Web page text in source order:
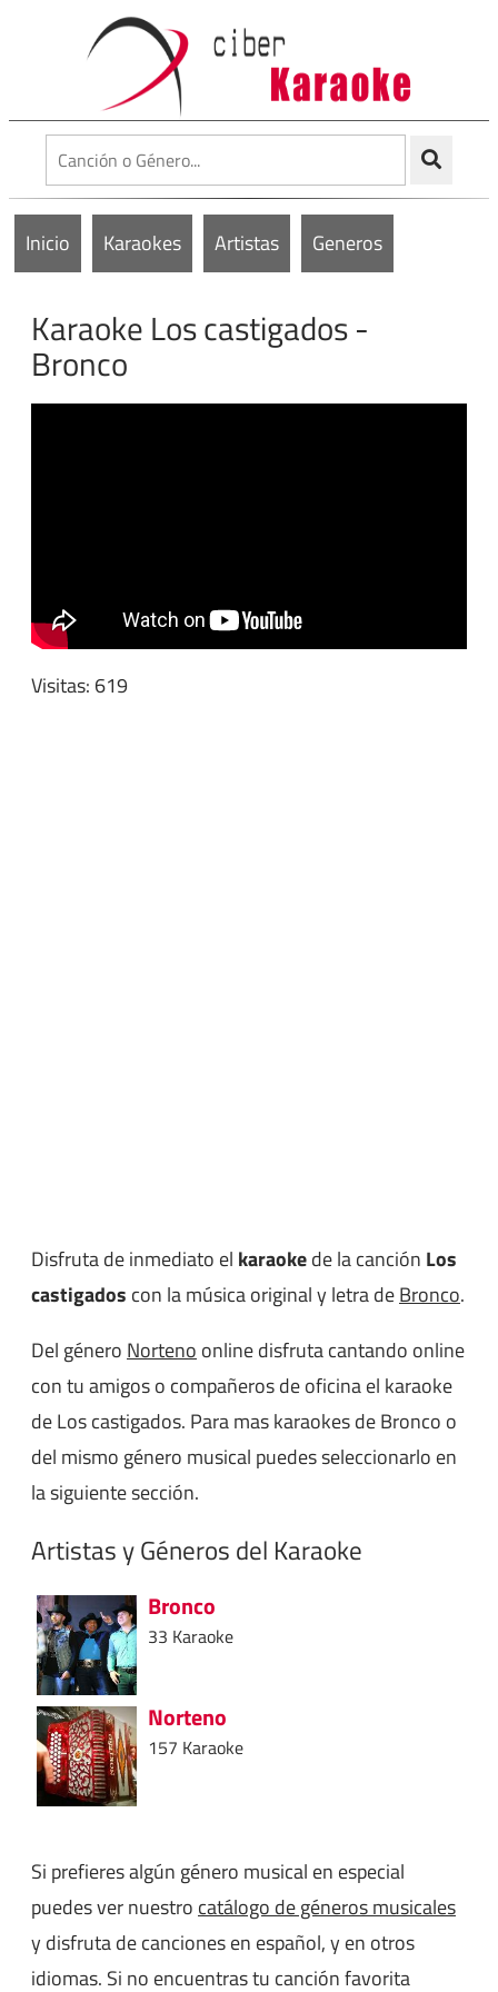
Inicio Karaokes Artistas Generos
Karaoke Los castigados -
Bronco
Visitas: 619
Disfruta de inmediato el karaokede la canción Los
castigados con la música original y letra deBronco.
Del género Norteno online disfruta cantando online
con tu amigos o compañeros de oficina el karaoke
de Los castigados. Para mas karaokes de Bronco o
del mismo género musical puedes seleccionarlo en
la siguiente sección.
Artistas y Géneros del Karaoke
Bronco
33 Karaoke
Norteno
157 Karaoke
Si prefieres algún género musical en especial
puedes ver nuestro catálogo de géneros musicales
y disfruta de canciones en español, y en otros
idiomas. Si no encuentras tu canción favorita